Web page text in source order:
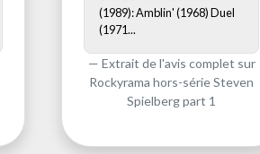
(1989): Amblin' (1968) Duel
(1971...
Extrait de l'avis complet sur
Rockyrama hors-série Steven
Spielberg part 1